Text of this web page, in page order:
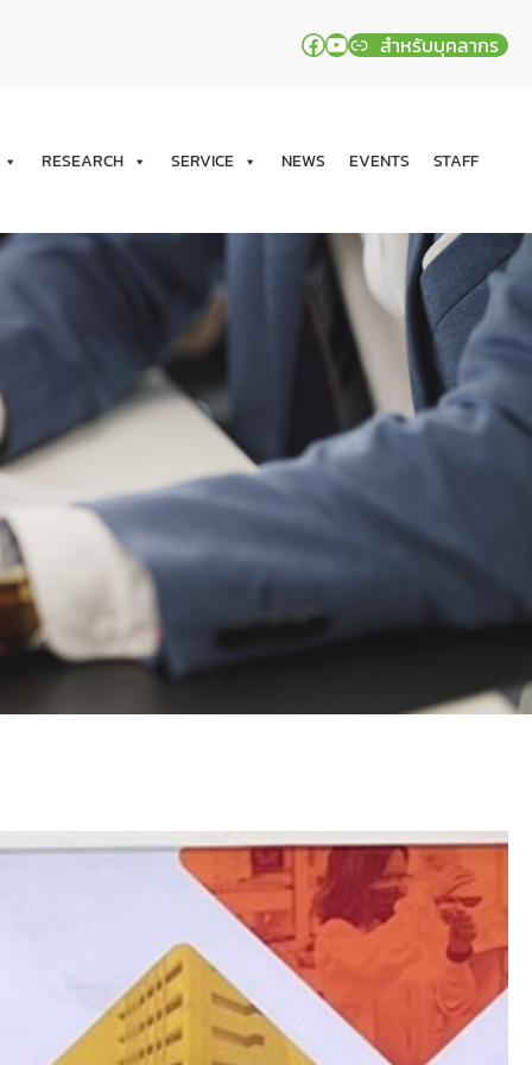
Facebook
YouTubeสำหรับบุคลากร
RESEARCH SERVICE NEWS EVENTS STAFF